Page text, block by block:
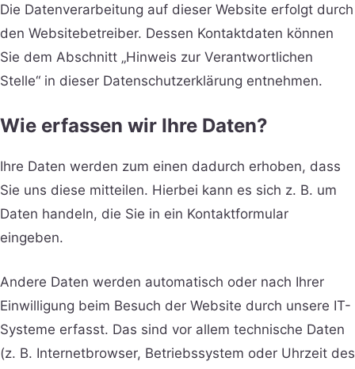
Die Datenverarbeitung auf dieser Website erfolgt durch
den Websitebetreiber. Dessen Kontaktdaten können
Sie dem Abschnitt „Hinweis zur Verantwortlichen
Stelle“ in dieser Datenschutzerklärung entnehmen.
Wie erfassen wir Ihre Daten?
Ihre Daten werden zum einen dadurch erhoben, dass
Sie uns diese mitteilen. Hierbei kann es sich z. B. um
Daten handeln, die Sie in ein Kontaktformular
eingeben.
Andere Daten werden automatisch oder nach Ihrer
Einwilligung beim Besuch der Website durch unsere IT-
Systeme erfasst. Das sind vor allem technische Daten
(z. B. Internetbrowser, Betriebssystem oder Uhrzeit des